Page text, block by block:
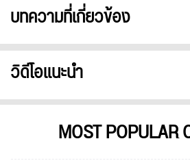
บทความที่เกี่ยวข้อง
วิดีโอแนะนำ
MOST POPULAR